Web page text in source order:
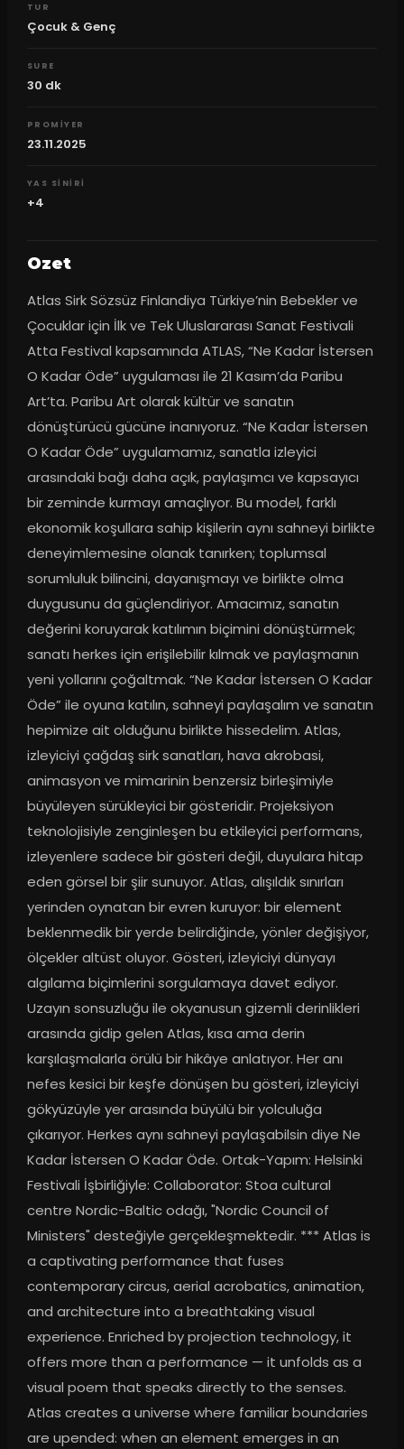
TUR
Çocuk & Genç
SURE
30 dk
PROMIYER
23.11.2025
YAS SINIRI
+4
Ozet
Atlas Sirk Sözsüz Finlandiya Türkiye’nin Bebekler ve
Çocuklar için İlk ve Tek Uluslararası Sanat Festivali
Atta Festival kapsamında ATLAS, “Ne Kadar İstersen
O Kadar Öde” uygulaması ile 21 Kasım’da Paribu
Art’ta. Paribu Art olarak kültür ve sanatın
dönüştürücü gücüne inanıyoruz. “Ne Kadar İstersen
O Kadar Öde” uygulamamız, sanatla izleyici
arasındaki bağı daha açık, paylaşımcı ve kapsayıcı
bir zeminde kurmayı amaçlıyor. Bu model, farklı
ekonomik koşullara sahip kişilerin aynı sahneyi birlikte
deneyimlemesine olanak tanırken; toplumsal
sorumluluk bilincini, dayanışmayı ve birlikte olma
duygusunu da güçlendiriyor. Amacımız, sanatın
değerini koruyarak katılımın biçimini dönüştürmek;
sanatı herkes için erişilebilir kılmak ve paylaşmanın
yeni yollarını çoğaltmak. “Ne Kadar İstersen O Kadar
Öde” ile oyuna katılın, sahneyi paylaşalım ve sanatın
hepimize ait olduğunu birlikte hissedelim. Atlas,
izleyiciyi çağdaş sirk sanatları, hava akrobasi,
animasyon ve mimarinin benzersiz birleşimiyle
büyüleyen sürükleyici bir gösteridir. Projeksiyon
teknolojisiyle zenginleşen bu etkileyici performans,
izleyenlere sadece bir gösteri değil, duyulara hitap
eden görsel bir şiir sunuyor. Atlas, alışıldık sınırları
yerinden oynatan bir evren kuruyor: bir element
beklenmedik bir yerde belirdiğinde, yönler değişiyor,
ölçekler altüst oluyor. Gösteri, izleyiciyi dünyayı
algılama biçimlerini sorgulamaya davet ediyor.
Uzayın sonsuzluğu ile okyanusun gizemli derinlikleri
arasında gidip gelen Atlas, kısa ama derin
karşılaşmalarla örülü bir hikâye anlatıyor. Her anı
nefes kesici bir keşfe dönüşen bu gösteri, izleyiciyi
gökyüzüyle yer arasında büyülü bir yolculuğa
çıkarıyor. Herkes aynı sahneyi paylaşabilsin diye Ne
Kadar İstersen O Kadar Öde. Ortak-Yapım: Helsinki
Festivali İşbirliğiyle: Collaborator: Stoa cultural
centre Nordic-Baltic odağı, "Nordic Council of
Ministers" desteğiyle gerçekleşmektedir. *** Atlas is
a captivating performance that fuses
contemporary circus, aerial acrobatics, animation,
and architecture into a breathtaking visual
experience. Enriched by projection technology, it
offers more than a performance — it unfolds as a
visual poem that speaks directly to the senses.
Atlas creates a universe where familiar boundaries
are upended: when an element emerges in an